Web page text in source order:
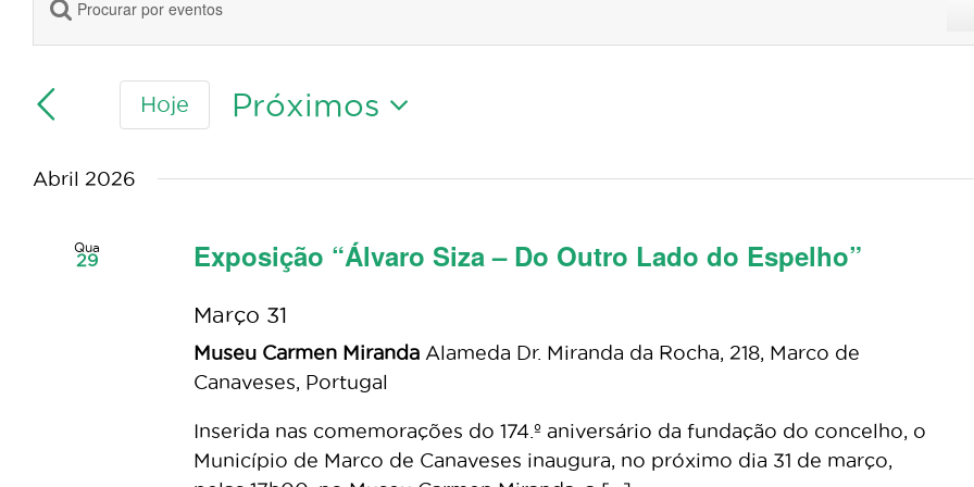
Navegação
de
e
de
chave.
Procure
Eventos
chave.
Hoje
Próximos
a
Abril 2026
Qua
29 Exposição “Álvaro Siza – Do Outro Lado do Espelho”
Março 31
Museu Carmen Miranda Alameda Dr. Miranda da Rocha, 218, Marco de
Canaveses, Portugal
Inserida nas comemorações do 174.º aniversário da fundação do concelho, o
Município de Marco de Canaveses inaugura, no próximo dia 31 de março,